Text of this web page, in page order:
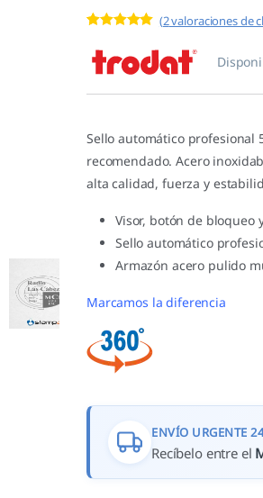
5.00
base a
valoracione
(2valoraciones de
Sello automático profesional
recomendado. Acero
alta calidad, fuerza y
Visor, botón de bloqueo
Sello automático
Armazón acero pulido
Marcamos la diferencia
ENVÍO URGENTE
Recíbelo entre el